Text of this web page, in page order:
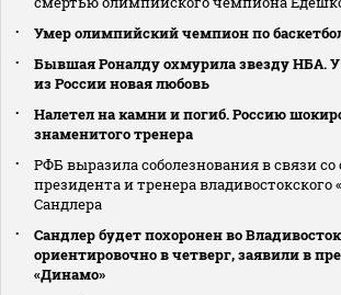
Умер олимпийский чемпион по
Бывшая Роналду охмурила звезду НБА.
из России новая любовь
Налетел на камни и погиб. Россию
знаменитого тренера
РФБ выразила соболезнования в связи
президента и тренера владивостокского
Сандлера
Сандлер будет похоронен во
ориентировочно в четверг, заявили в
«Динамо»